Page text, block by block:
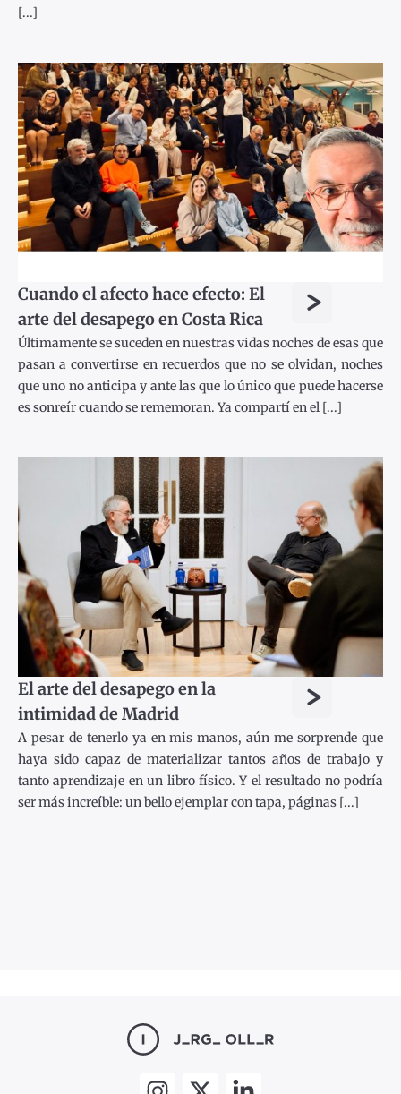
[...]
Cuando el afecto hace efecto: El
arte del desapego en Costa Rica
>
Últimamente se suceden en nuestras vidas noches de esas que
pasan a convertirse en recuerdos que no se olvidan, noches
que uno no anticipa y ante las que lo único que puede hacerse
es sonreír cuando se rememoran. Ya compartí en el [...]
El arte del desapego en la
intimidad de Madrid
>
A pesar de tenerlo ya en mis manos, aún me sorprende que
haya sido capaz de materializar tantos años de trabajo y
tanto aprendizaje en un libro físico. Y el resultado no podría
ser más increíble: un bello ejemplar con tapa, páginas [...]